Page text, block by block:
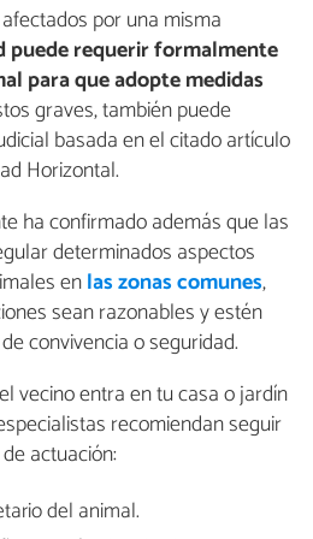
por una misma
puede requerir formalmente
para que adopte medidas
graves, también puede
basada en el citado artículo
Horizontal.
ha confirmado además que las
determinados aspectos
enlas zonas comunes,
sean razonables y estén
convivencia o seguridad.
vecino entra en tu casa o jardín
recomiendan seguir
de actuación:
del animal.